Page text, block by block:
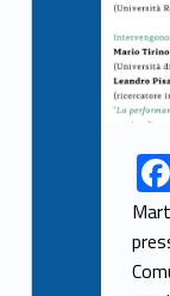
Link identifier share facebook archive